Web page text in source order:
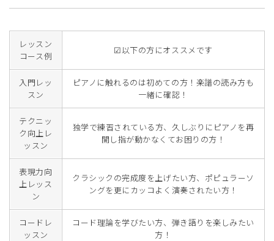
レッスン
コース例
☑以下の方にオススメです
入門レッ
スン
ピアノに触れるのは初めての方！楽譜の読み方も
一緒に確認！
テクニッ
ク向上レ
ッスン
独学で練習されている方、久しぶりにピアノを再
開し指が動かなくてお困りの方！
表現力向
上レッス
ン
クラシックの完成度を上げたい方、ポピュラーソ
ングを更にカッコよく演奏されたい方！
コードレ
ッスン
コード理論を学びたい方、弾き語りを楽しみたい
方！